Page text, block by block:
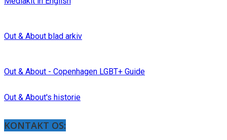
Out & About blad arkiv
Out & About - Copenhagen LGBT+ Guide
Out & About's historie
KONTAKT OS: